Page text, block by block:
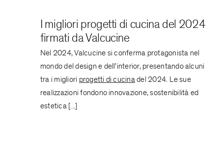
I migliori progetti di cucina del 2024
firmati da Valcucine
Nel 2024, Valcucine si conferma protagonista nel
mondo del design e dell'interior, presentando alcuni
tra i migliori progetti di cucinadel 2024. Le sue
realizzazioni fondono innovazione, sostenibilità ed
estetica [...]